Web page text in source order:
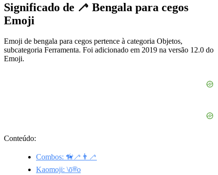
Significado de 🦯 Bengala para cegos
Emoji
Emoji de bengala para cegos pertence à categoria Objetos,
subcategoria Ferramenta. Foi adicionado em 2019 na versão 12.0 do
Emoji.
Conteúdo:
Combos: 🦮🦯👨‍🦯
Kaomoji: \ō͡≡o